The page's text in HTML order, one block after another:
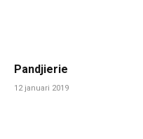
Pandjierie
12 januari 2019